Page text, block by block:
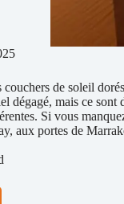
de soleil
dégagé, mais ce sont
Si vous
aux portes de